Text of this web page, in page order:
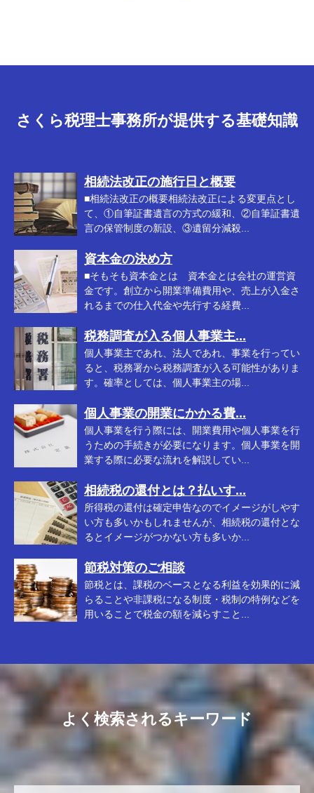
さくら税理士事務所が提供する基礎知識
相続法改正の施行日と概要
■相続法改正の概要相続法改正による変更点とし
て、①自筆証書遺言の方式の緩和、②自筆証書遺
言の保管制度の新設、③遺留分減殺...
資本金の決め方
■そもそも資本金とは 資本金とは会社の運営資
金です。創立から開業準備費用や、売上が入金さ
れるまでの仕入代金や先行する経費...
税務調査が入る個人事業主...
個人事業主であれ、法人であれ、事業を行ってい
ると、税務署から税務調査が入る可能性がありま
す。確率としては、個人事業主の場...
個人事業の開業にかかる費...
個人事業を行う際には、開業費用や個人事業を行
うための手続きが必要になります。個人事業を開
業する際に必要な流れを解説してい...
相続税の還付とは？払いす...
所得税の還付は確定申告なのでイメージがしやす
い方も多いかもしれませんが、相続税の還付とな
るとイメージがつかない方も多いか...
節税対策のご相談
節税とは、課税のベースとなる利益を効果的に減
らることや非課税になる制度・税制の特例などを
用いることで税金の額を減らすこと...
よく検索されるキーワード